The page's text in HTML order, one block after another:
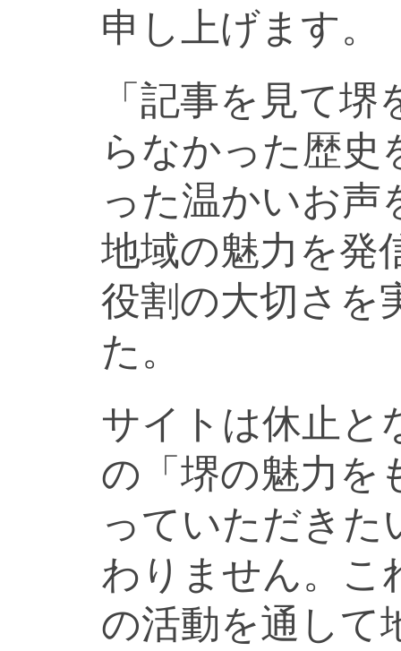
申し上げます。
「記事を見て
らなかった歴史
った温かいお声
地域の魅力を発
役割の大切さを
た。
サイトは休止と
の「堺の魅力を
っていただきた
わりません。こ
の活動を通して